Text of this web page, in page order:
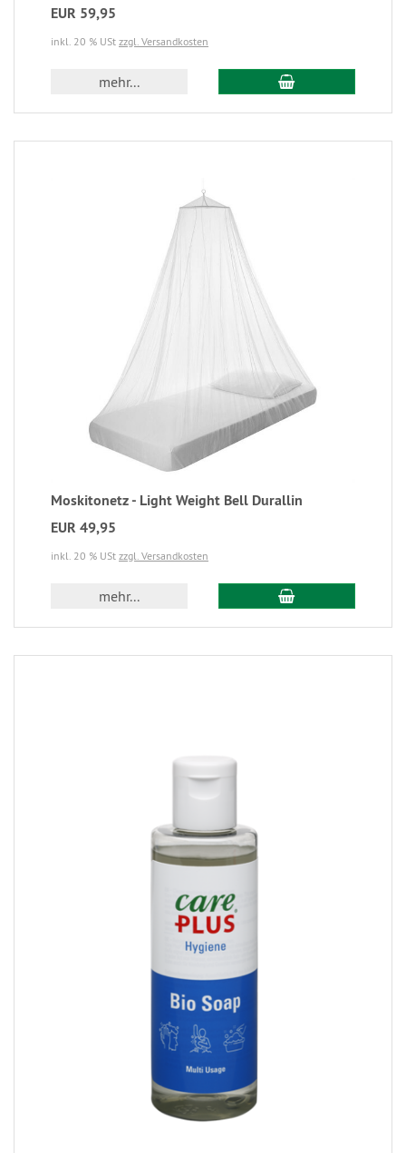
EUR 59,95
inkl. 20 % USt zzgl. Versandkosten
mehr...
Moskitonetz - Light Weight Bell Durallin
EUR 49,95
inkl. 20 % USt zzgl. Versandkosten
mehr...